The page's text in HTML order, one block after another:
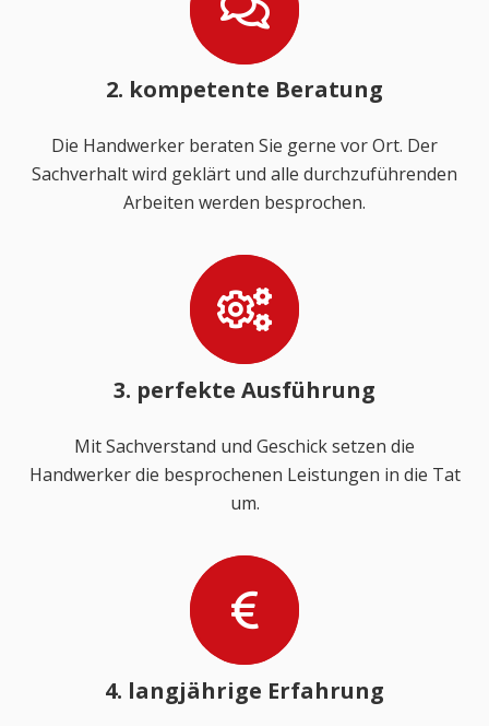
2. kompetente Beratung
Die Handwerker beraten Sie gerne vor Ort. Der
Sachverhalt wird geklärt und alle durchzuführenden
Arbeiten werden besprochen.
3. perfekte Ausführung
Mit Sachverstand und Geschick setzen die
Handwerker die besprochenen Leistungen in die Tat
um.
4. langjährige Erfahrung